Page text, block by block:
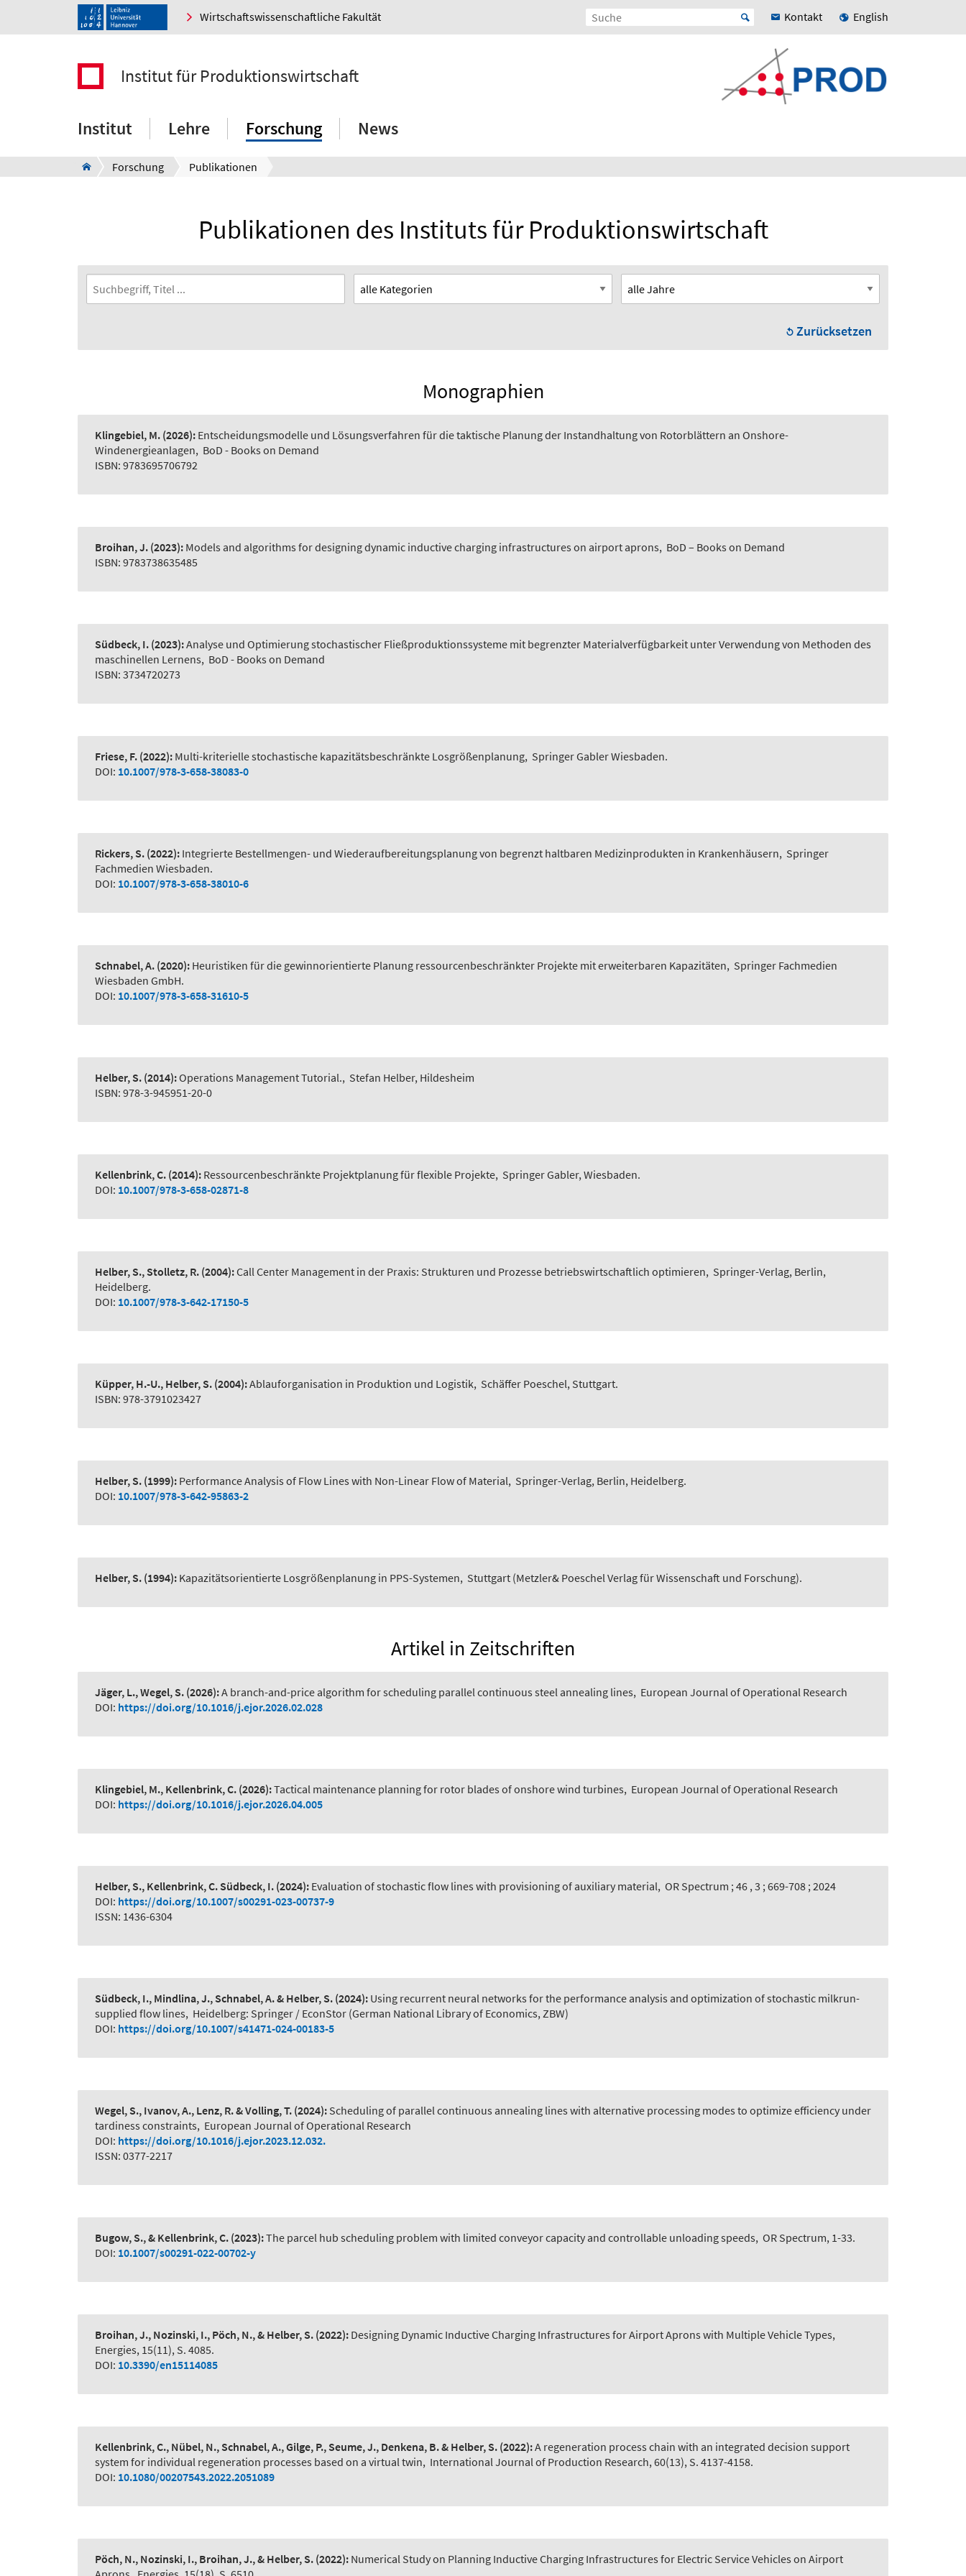
Wirtschaftswissenschaftliche Fakultät Kontakt English
Institut für Produktionswirtschaft
Institut Lehre Forschung News
Forschung Publikationen
Publikationen des Instituts für Produktionswirtschaft
Zurücksetzen
Monographien
Klingebiel, M. (2026): Entscheidungsmodelle und Lösungsverfahren für die taktische Planung der Instandhaltung von Rotorblättern an Onshore-
Windenergieanlagen, BoD - Books on Demand
ISBN: 9783695706792
Broihan, J. (2023): Models and algorithms for designing dynamic inductive charging infrastructures on airport aprons, BoD – Books on Demand
ISBN: 9783738635485
Südbeck, I. (2023):Analyse und Optimierung stochastischer Fließproduktionssysteme mit begrenzter Materialverfügbarkeit unter Verwendung von Methoden des
maschinellen Lernens, BoD - Books on Demand
ISBN: 3734720273
Friese, F. (2022): Multi-kriterielle stochastische kapazitätsbeschränkte Losgrößenplanung, Springer Gabler Wiesbaden.
DOI: 10.1007/978-3-658-38083-0
Rickers, S. (2022): Integrierte Bestellmengen- und Wiederaufbereitungsplanung von begrenzt haltbaren Medizinprodukten in Krankenhäusern, Springer
Fachmedien Wiesbaden.
DOI: 10.1007/978-3-658-38010-6
Schnabel, A. (2020): Heuristiken für die gewinnorientierte Planung ressourcenbeschränkter Projekte mit erweiterbaren Kapazitäten, Springer Fachmedien
Wiesbaden GmbH.
DOI: 10.1007/978-3-658-31610-5
Helber, S. (2014):Operations Management Tutorial., Stefan Helber, Hildesheim
ISBN: 978-3-945951-20-0
Kellenbrink, C. (2014): Ressourcenbeschränkte Projektplanung für flexible Projekte, Springer Gabler, Wiesbaden.
DOI: 10.1007/978-3-658-02871-8
Helber, S., Stolletz, R. (2004):Call Center Management in der Praxis: Strukturen und Prozesse betriebswirtschaftlich optimieren, Springer-Verlag, Berlin,
Heidelberg.
DOI: 10.1007/978-3-642-17150-5
Küpper, H.-U., Helber, S. (2004):Ablauforganisation in Produktion und Logistik, Schäffer Poeschel, Stuttgart.
ISBN: 978-3791023427
Helber, S. (1999): Performance Analysis of Flow Lines with Non-Linear Flow of Material, Springer-Verlag, Berlin, Heidelberg.
DOI: 10.1007/978-3-642-95863-2
Helber, S. (1994): Kapazitätsorientierte Losgrößenplanung in PPS-Systemen, Stuttgart (Metzler& Poeschel Verlag für Wissenschaft und Forschung).
Artikel in Zeitschriften
Jäger, L., Wegel, S. (2026):A branch-and-price algorithm for scheduling parallel continuous steel annealing lines, European Journal of Operational Research
DOI: https://doi.org/10.1016/j.ejor.2026.02.028
Klingebiel, M., Kellenbrink, C. (2026):Tactical maintenance planning for rotor blades of onshore wind turbines, European Journal of Operational Research
DOI: https://doi.org/10.1016/j.ejor.2026.04.005
Helber, S., Kellenbrink, C. Südbeck, I. (2024): Evaluation of stochastic flow lines with provisioning of auxiliary material, OR Spectrum ; 46 , 3 ; 669-708 ; 2024
DOI: https://doi.org/10.1007/s00291-023-00737-9
ISSN: 1436-6304
Südbeck, I., Mindlina, J., Schnabel, A. & Helber, S. (2024): Using recurrent neural networks for the performance analysis and optimization of stochastic milkrun-
supplied flow lines, Heidelberg: Springer / EconStor (German National Library of Economics, ZBW)
DOI: https://doi.org/10.1007/s41471-024-00183-5
Wegel, S., Ivanov, A., Lenz, R. & Volling, T. (2024): Scheduling of parallel continuous annealing lines with alternative processing modes to optimize efficiency under
tardiness constraints, European Journal of Operational Research
DOI: https://doi.org/10.1016/j.ejor.2023.12.032.
ISSN: 0377-2217
Bugow, S., & Kellenbrink, C. (2023):The parcel hub scheduling problem with limited conveyor capacity and controllable unloading speeds, OR Spectrum, 1-33.
DOI: 10.1007/s00291-022-00702-y
Broihan, J., Nozinski, I., Pöch, N., & Helber, S. (2022): Designing Dynamic Inductive Charging Infrastructures for Airport Aprons with Multiple Vehicle Types,
Energies, 15(11), S. 4085.
DOI: 10.3390/en15114085
Kellenbrink, C., Nübel, N., Schnabel, A., Gilge, P., Seume, J., Denkena, B. & Helber, S. (2022):A regeneration process chain with an integrated decision support
system for individual regeneration processes based on a virtual twin, International Journal of Production Research, 60(13), S. 4137-4158.
DOI: 10.1080/00207543.2022.2051089
Pöch, N., Nozinski, I., Broihan, J., & Helber, S. (2022): Numerical Study on Planning Inductive Charging Infrastructures for Electric Service Vehicles on Airport